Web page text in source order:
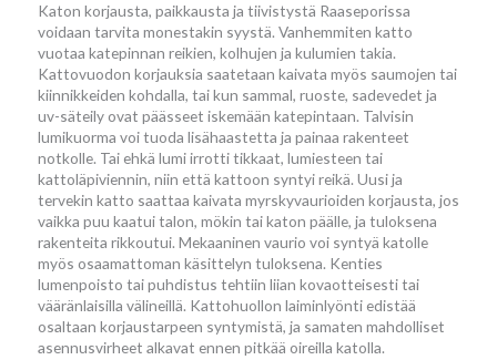
Katon korjausta, paikkausta ja tiivistystä Raaseporissa
voidaan tarvita monestakin syystä. Vanhemmiten katto
vuotaa katepinnan reikien, kolhujen ja kulumien takia.
Kattovuodon korjauksia saatetaan kaivata myös saumojen tai
kiinnikkeiden kohdalla, tai kun sammal, ruoste, sadevedet ja
uv-säteily ovat päässeet iskemään katepintaan. Talvisin
lumikuorma voi tuoda lisähaastetta ja painaa rakenteet
notkolle. Tai ehkä lumi irrotti tikkaat, lumiesteen tai
kattoläpiviennin, niin että kattoon syntyi reikä. Uusi ja
tervekin katto saattaa kaivata myrskyvaurioiden korjausta, jos
vaikka puu kaatui talon, mökin tai katon päälle, ja tuloksena
rakenteita rikkoutui. Mekaaninen vaurio voi syntyä katolle
myös osaamattoman käsittelyn tuloksena. Kenties
lumenpoisto tai puhdistus tehtiin liian kovaotteisesti tai
vääränlaisilla välineillä. Kattohuollon laiminlyönti edistää
osaltaan korjaustarpeen syntymistä, ja samaten mahdolliset
asennusvirheet alkavat ennen pitkää oireilla katolla.